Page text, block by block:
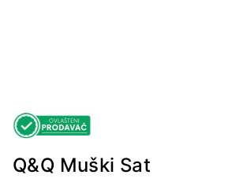
Q&Q Muški Sat